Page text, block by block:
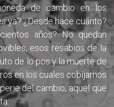
de cambio en los
ya? ¿Desde hace cuánto?
años? No quedan
esos resabios de la
de lo pos y la muerte de
en los cuales cobijarnos
del cambio, aquel que